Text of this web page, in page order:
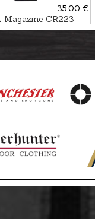
35.00 €
Magazine CR223
10 rounds